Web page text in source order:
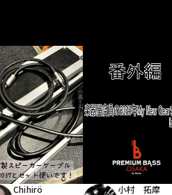
Chihirö 小村 拓摩